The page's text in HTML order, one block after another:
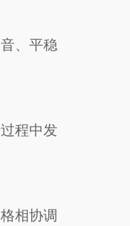
、平稳
程中发
相协调